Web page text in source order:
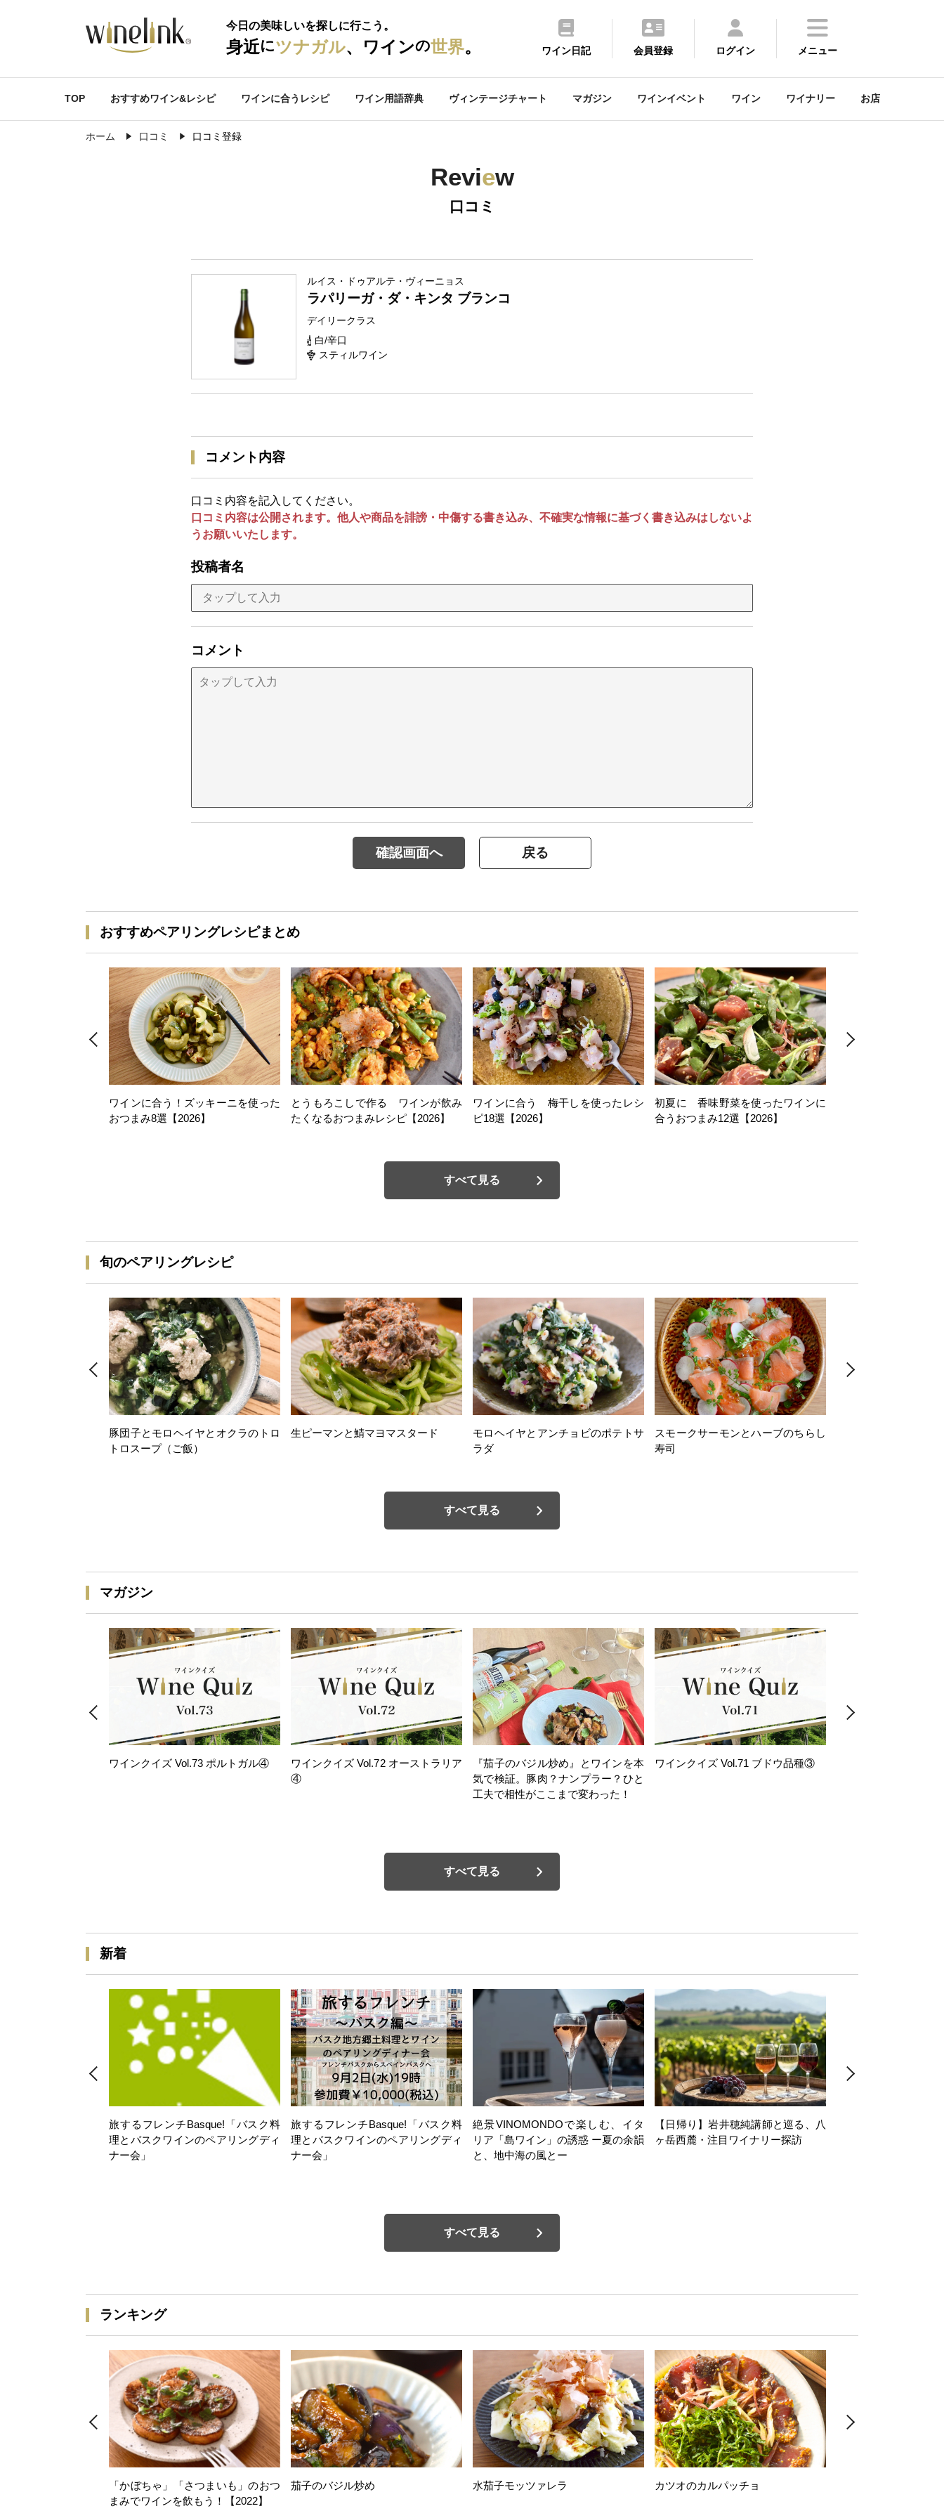
今日の美味しいを探しに行こう。
身近にツナガル、ワインの世界。 ワイン日記 会員登録 ログイン メニュー
TOP おすすめワイン&レシピ ワインに合うレシピ ワイン用語辞典 ヴィンテージチャート マガジン ワインイベント ワイン ワイナリー お店
ホーム 口コミ 口コミ登録
Review
口コミ
ルイス・ドゥアルテ・ヴィーニョス
ラパリーガ・ダ・キンタ ブランコ
デイリークラス
白/辛口
スティルワイン
コメント内容
口コミ内容を記入してください。
口コミ内容は公開されます。他人や商品を誹謗・中傷する書き込み、不確実な情報に基づく書き込みはしないよ
うお願いいたします。
投稿者名
コメント
確認画面へ 戻る
おすすめペアリングレシピまとめ
ワインに合う！ズッキーニを使った
おつまみ8選【2026】
とうもろこしで作る ワインが飲み
たくなるおつまみレシピ【2026】
ワインに合う 梅干しを使ったレシ
ピ18選【2026】
初夏に 香味野菜を使ったワインに
合うおつまみ12選【2026】
すべて見る
旬のペアリングレシピ
豚団子とモロヘイヤとオクラのトロ
トロスープ（ご飯）
生ピーマンと鯖マヨマスタード
モロヘイヤとアンチョビのポテトサ
ラダ
スモークサーモンとハーブのちらし
寿司
すべて見る
マガジン
ワインクイズ Vol.73 ポルトガル④
ワインクイズ Vol.72 オーストラリア
④
『茄子のバジル炒め』とワインを本
気で検証。豚肉？ナンプラー？ひと
工夫で相性がここまで変わった！
ワインクイズ Vol.71 ブドウ品種③
すべて見る
新着
旅するフレンチBasque!「バスク料
理とバスクワインのペアリングディ
ナー会」
旅するフレンチBasque!「バスク料
理とバスクワインのペアリングディ
ナー会」
絶景VINOMONDOで楽しむ、イタ
リア「島ワイン」の誘惑 ー夏の余韻
と、地中海の風とー
【日帰り】岩井穂純講師と巡る、八
ヶ岳西麓・注目ワイナリー探訪
すべて見る
ランキング
「かぼちゃ」「さつまいも」のおつ
まみでワインを飲もう！【2022】
茄子のバジル炒め 水茄子モッツァレラ カツオのカルパッチョ